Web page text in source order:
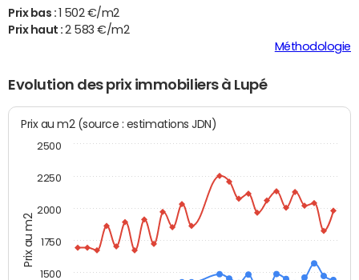
Prix bas :
1 502 €/m2
Prix haut :2 583 €/m2
Méthodologie
Evolution des prix immobiliers à Lupé
Prix au m2
Prix au m2 (source : estimations JDN)
1500
1750
2000
2250
2500